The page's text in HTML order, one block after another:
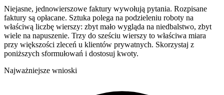
Niejasne, jednowierszowe faktury wywołują pytania. Rozpisane
faktury są opłacane. Sztuka polega na podzieleniu roboty na
właściwą liczbę wierszy: zbyt mało wygląda na niedbalstwo, zbyt
wiele na napuszenie. Trzy do sześciu wierszy to właściwa miara
przy większości zleceń u klientów prywatnych. Skorzystaj z
poniższych sformułowań i dostosuj kwoty.
Najważniejsze wnioski